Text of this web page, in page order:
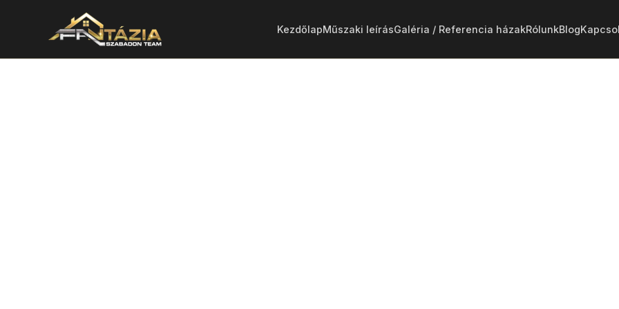
KezdőlapMűszaki leírásGaléria / Referencia házakRólunkBlog